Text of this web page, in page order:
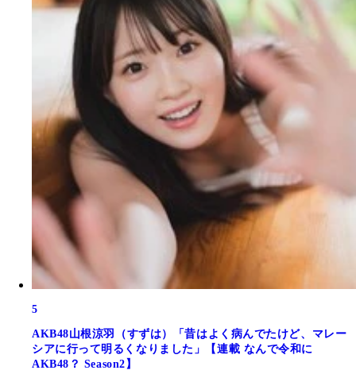
5
AKB48山根涼羽（すずは）「昔はよく病んでたけど、マレー
シアに行って明るくなりました」【連載 なんで令和に
AKB48？ Season2】